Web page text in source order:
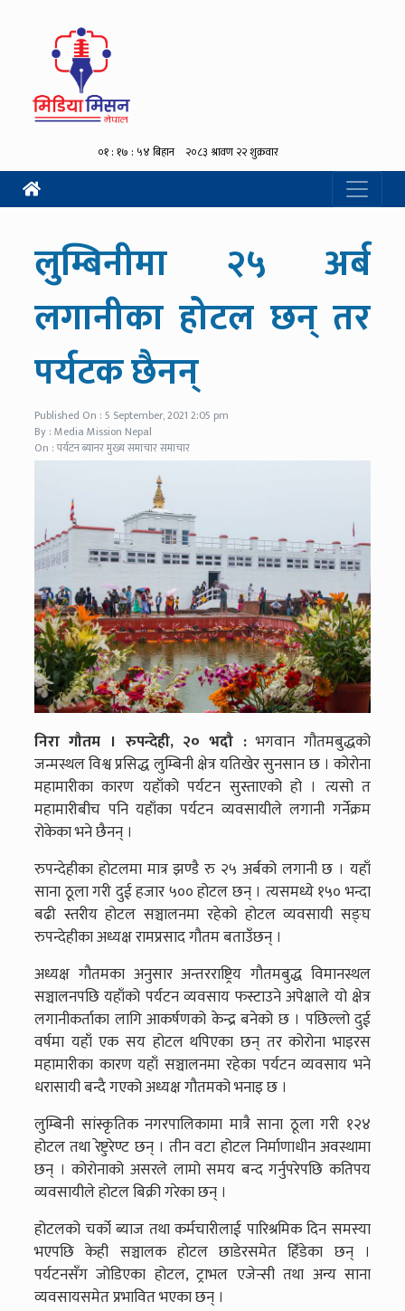
लुम्बिनीमा २५ अर्ब
लगानीका होटल छन् तर
पर्यटक छैनन्
Published On : 5 September, 2021 2:05 pm
By : Media Mission Nepal
On : पर्यटन ब्यानर मुख्य समाचार समाचार
निरा गौतम । रुपन्देही, २० भदौ :भगवान गौतमबुद्धको
जन्मस्थल विश्व प्रसिद्ध लुम्बिनी क्षेत्र यतिखेर सुनसान छ । कोरोना
महामारीका कारण यहाँको पर्यटन सुस्ताएको हो । त्यसो त
महामारीबीच पनि यहाँका पर्यटन व्यवसायीले लगानी गर्नेक्रम
रोकेका भने छैनन् ।
रुपन्देहीका होटलमा मात्र झण्डै रु २५ अर्बको लगानी छ । यहाँ
साना ठूला गरी दुई हजार ५०० होटल छन् । त्यसमध्ये १५० भन्दा
बढी स्तरीय होटल सञ्चालनमा रहेको होटल व्यवसायी सङ्घ
रुपन्देहीका अध्यक्ष रामप्रसाद गौतम बताउँछन् ।
अध्यक्ष गौतमका अनुसार अन्तरराष्ट्रिय गौतमबुद्ध विमानस्थल
सञ्चालनपछि यहाँको पर्यटन व्यवसाय फस्टाउने अपेक्षाले यो क्षेत्र
लगानीकर्ताका लागि आकर्षणको केन्द्र बनेको छ । पछिल्लो दुई
वर्षमा यहाँ एक सय होटल थपिएका छन् तर कोरोना भाइरस
महामारीका कारण यहाँ सञ्चालनमा रहेका पर्यटन व्यवसाय भने
धरासायी बन्दै गएको अध्यक्ष गौतमको भनाइ छ ।
लुम्बिनी सांस्कृतिक नगरपालिकामा मात्रै साना ठूला गरी १२४
होटल तथा रेष्टुरेण्ट छन् । तीन वटा होटल निर्माणाधीन अवस्थामा
छन् । कोरोनाको असरले लामो समय बन्द गर्नुपरेपछि कतिपय
व्यवसायीले होटल बिक्री गरेका छन् ।
होटलको चर्को ब्याज तथा कर्मचारीलाई पारिश्रमिक दिन समस्या
भएपछि केही सञ्चालक होटल छाडेरसमेत हिँडेका छन् ।
पर्यटनसँग जोडिएका होटल, ट्राभल एजेन्सी तथा अन्य साना
व्यवसायसमेत प्रभावित भएका छन् ।